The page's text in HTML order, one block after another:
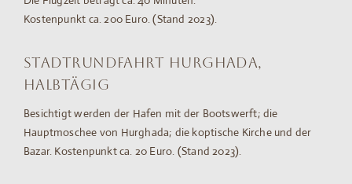
Kostenpunkt ca. 200 Euro. (Stand 2023).
Stadtrundfahrt Hurghada,
halbtägig
Besichtigt werden der Hafen mit der Bootswerft; die
Hauptmoschee von Hurghada; die koptische Kirche und der
Bazar. Kostenpunkt ca. 20 Euro. (Stand 2023).